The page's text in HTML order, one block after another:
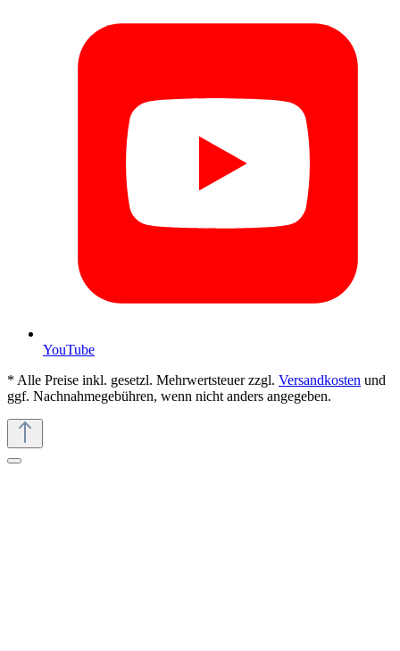
YouTube
* Alle Preise inkl. gesetzl. Mehrwertsteuer zzgl. Versandkosten und
ggf. Nachnahmegebühren, wenn nicht anders angegeben.